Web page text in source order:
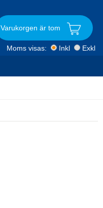
Varukorgen är tom
Moms visas: Inkl Exkl